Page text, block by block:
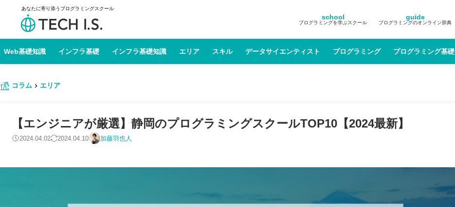
あなたに寄り添うプログラミングスクール
school
プログラミングを学ぶスクール
guide
プログラミングのオンライン辞典
Web基礎知識 インフラ基礎 インフラ基礎知識 エリア スキル データサイエンティスト プログラミング プログラミング基礎
コラム エリア
【エンジニアが厳選】静岡のプログラミングスクールTOP10【2024最新】
2024.04.02 2024.04.10 加藤羽也人